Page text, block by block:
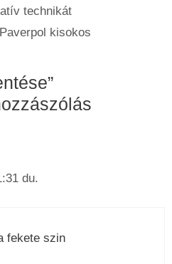
technikát
kisokos
du.
fekete szin